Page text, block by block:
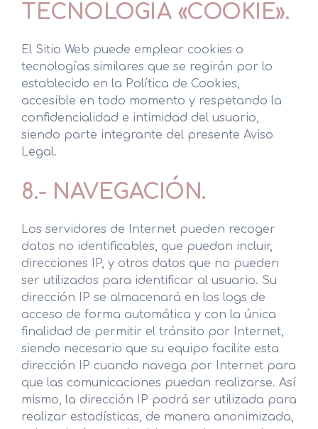
TECNOLOGÍA «COOKIE».
El Sitio Web puede emplear cookies o
tecnologías similares que se regirán por lo
establecido en la Política de Cookies,
accesible en todo momento y respetando la
confidencialidad e intimidad del usuario,
siendo parte integrante del presente Aviso
Legal.
8.- NAVEGACIÓN.
Los servidores de Internet pueden recoger
datos no identificables, que puedan incluir,
direcciones IP, y otros datos que no pueden
ser utilizados para identificar al usuario. Su
dirección IP se almacenará en los logs de
acceso de forma automática y con la única
finalidad de permitir el tránsito por Internet,
siendo necesario que su equipo facilite esta
dirección IP cuando navega por Internet para
que las comunicaciones puedan realizarse. Así
mismo, la dirección IP podrá ser utilizada para
realizar estadísticas, de manera anonimizada,